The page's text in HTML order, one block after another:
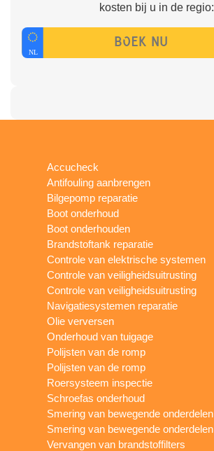
kosten bij u in de regio:
Accucheck
Antifouling aanbrengen
Bilgepomp reparatie
Boot onderhoud
Boot onderhouden
Brandstoftank reparatie
Controle van elektrische systemen
Controle van veiligheidsuitrusting
Controle van veiligheidsuitrusting
Navigatiesystemen reparatie
Olie verversen
Onderhoud van tuigage
Polijsten van de romp
Polijsten van de romp
Roersysteem inspectie
Schroefas onderhoud
Smering van bewegende onderdelen
Smering van bewegende onderdelen
Vervangen van brandstoffilters